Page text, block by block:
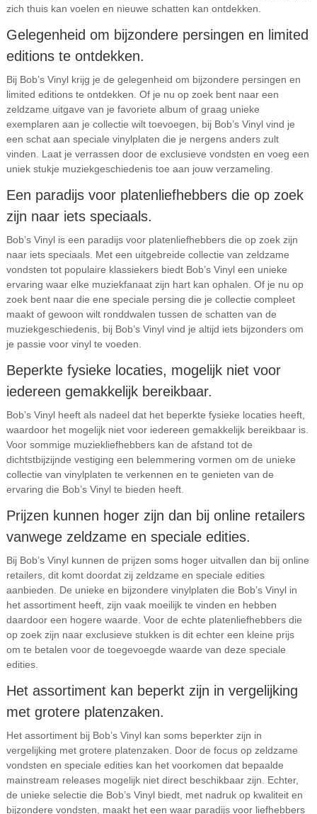
zich thuis kan voelen en nieuwe schatten kan ontdekken.
Gelegenheid om bijzondere persingen en limited
editions te ontdekken.
Bij Bob’s Vinyl krijg je de gelegenheid om bijzondere persingen en
limited editions te ontdekken. Of je nu op zoek bent naar een
zeldzame uitgave van je favoriete album of graag unieke
exemplaren aan je collectie wilt toevoegen, bij Bob’s Vinyl vind je
een schat aan speciale vinylplaten die je nergens anders zult
vinden. Laat je verrassen door de exclusieve vondsten en voeg een
uniek stukje muziekgeschiedenis toe aan jouw verzameling.
Een paradijs voor platenliefhebbers die op zoek
zijn naar iets speciaals.
Bob’s Vinyl is een paradijs voor platenliefhebbers die op zoek zijn
naar iets speciaals. Met een uitgebreide collectie van zeldzame
vondsten tot populaire klassiekers biedt Bob’s Vinyl een unieke
ervaring waar elke muziekfanaat zijn hart kan ophalen. Of je nu op
zoek bent naar die ene speciale persing die je collectie compleet
maakt of gewoon wilt ronddwalen tussen de schatten van de
muziekgeschiedenis, bij Bob’s Vinyl vind je altijd iets bijzonders om
je passie voor vinyl te voeden.
Beperkte fysieke locaties, mogelijk niet voor
iedereen gemakkelijk bereikbaar.
Bob’s Vinyl heeft als nadeel dat het beperkte fysieke locaties heeft,
waardoor het mogelijk niet voor iedereen gemakkelijk bereikbaar is.
Voor sommige muziekliefhebbers kan de afstand tot de
dichtstbijzijnde vestiging een belemmering vormen om de unieke
collectie van vinylplaten te verkennen en te genieten van de
ervaring die Bob’s Vinyl te bieden heeft.
Prijzen kunnen hoger zijn dan bij online retailers
vanwege zeldzame en speciale edities.
Bij Bob’s Vinyl kunnen de prijzen soms hoger uitvallen dan bij online
retailers, dit komt doordat zij zeldzame en speciale edities
aanbieden. De unieke en bijzondere vinylplaten die Bob’s Vinyl in
het assortiment heeft, zijn vaak moeilijk te vinden en hebben
daardoor een hogere waarde. Voor de echte platenliefhebbers die
op zoek zijn naar exclusieve stukken is dit echter een kleine prijs
om te betalen voor de toegevoegde waarde van deze speciale
edities.
Het assortiment kan beperkt zijn in vergelijking
met grotere platenzaken.
Het assortiment bij Bob’s Vinyl kan soms beperkter zijn in
vergelijking met grotere platenzaken. Door de focus op zeldzame
vondsten en speciale edities kan het voorkomen dat bepaalde
mainstream releases mogelijk niet direct beschikbaar zijn. Echter,
de unieke selectie die Bob’s Vinyl biedt, met nadruk op kwaliteit en
bijzondere vondsten, maakt het een waar paradijs voor liefhebbers